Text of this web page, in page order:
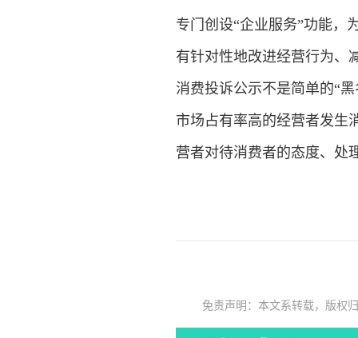
专门创设“企业服务”功能，
有针对性地改进经营行为、
消费投诉公示不是简单的“
市场占有率高的经营者发生
营者对待消费者的态度、处
免责声明：本文系转载，版权